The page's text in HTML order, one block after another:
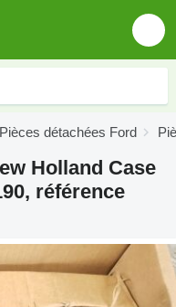
Pièces détachées Ford
Holland Case
référence